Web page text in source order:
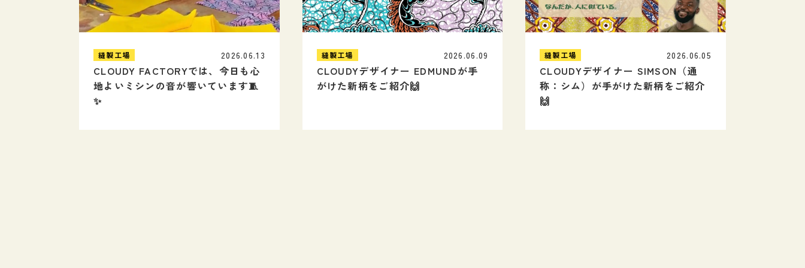
縫製工場
CLOUDY FACTORYでは、今日も心
地よいミシンの音が響いています🧵
✨
2026.06.13 縫製工場
CLOUDYデザイナー EDMUNDが手
がけた新柄をご紹介🙌
2026.06.09 縫製工場
CLOUDYデザイナー SIMSON（通
称：シム）が手がけた新柄をご紹介
🙌
2026.06.05